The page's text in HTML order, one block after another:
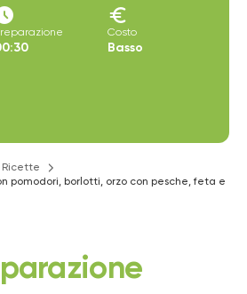
euro
Costo
Basso
Ricette
pomodori, borlotti, orzo con pesche, feta e